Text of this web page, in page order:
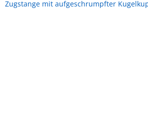
Zugstange mit aufgeschrumpfter